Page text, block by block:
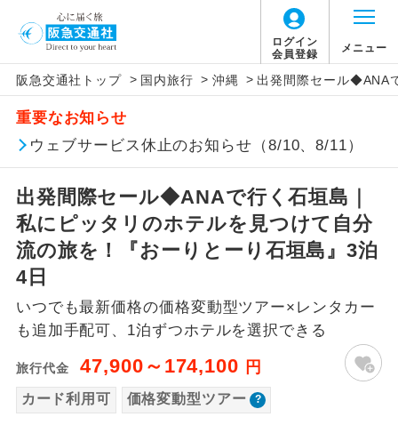
ログイン
会員登録
メニュー
阪急交通社トップ > 国内旅行 > 沖縄 > 出発間際セール◆ANA
重要なお知らせ
ウェブサービス休止のお知らせ（8/10、8/11）
出発間際セール◆ANAで行く石垣島｜
私にピッタリのホテルを見つけて自分
流の旅を！『おーりとーり石垣島』3泊
4日
いつでも最新価格の価格変動型ツアー×レンタカー
も追加手配可、1泊ずつホテルを選択できる
旅行代金 47,900～174,100 円
カード利用可 価格変動型ツアー
アイコン 説明
添乗員同行
往路出発空港（駅）から復路到着空港
（駅）まで同行します。
現地添乗員同
行
現地到着空港（駅）から最終日出発空港
（駅）まで添乗員が同行します。
バスガイド乗
務
バスガイドが乗務し、車内での観光案内
新コース 初登場のコースです。
世界遺産
ユネスコに登録されている文化遺産や自
然遺産を訪ねるコースです。
「価格変動型ツアー」に関するご案内
価格変動型ツアーとは
賃」を利用したツアーです。
お申し込み時期・ご利用便の空席状況に
よって料金が変動いたします。
以下の注意事項をあらかじめご了承いただき
ますようお願いいたします。
お支払いについて
お支払いは、クレジットカード決済のみとな